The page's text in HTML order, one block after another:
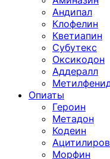
Андипал
Клофелин
Кветиапин
Субутекс
Оксикодон
Аддералл
Опиаты
Героин
Метадон
Кодеин
Морфин